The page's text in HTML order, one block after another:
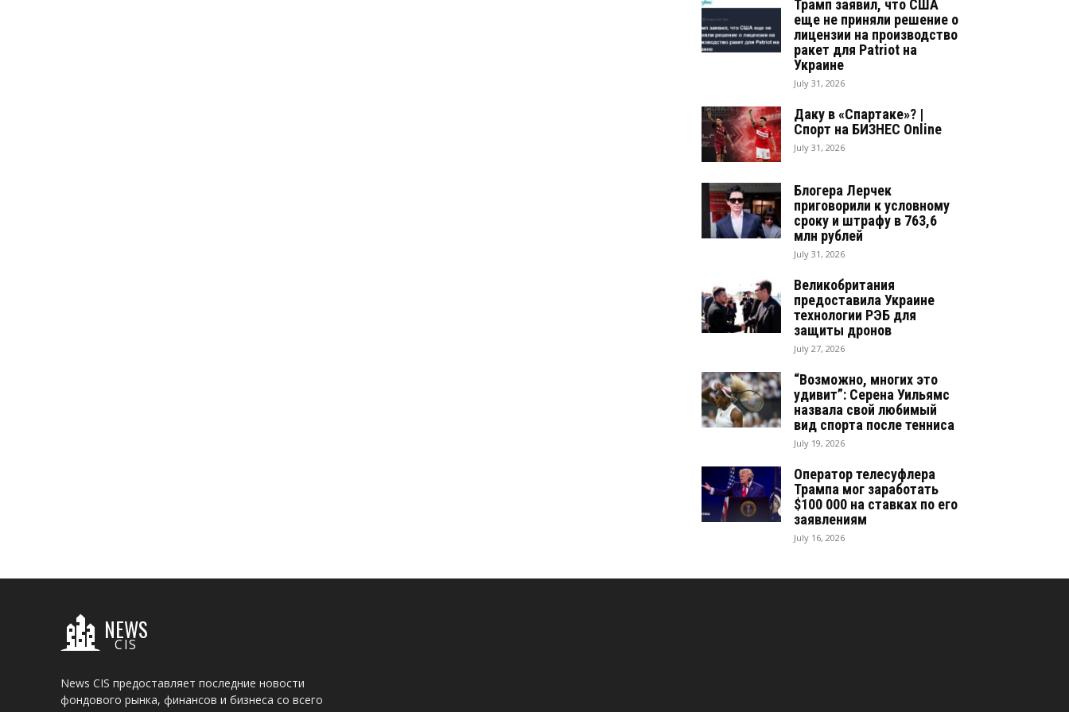
Трамп заявил, что США
еще не приняли решение о
лицензии на производство
ракет для Patriot на
Украине
July 31, 2026
Даку в «Спартаке»? |
Спорт на БИЗНЕС Online
July 31, 2026
Блогера Лерчек
приговорили к условному
сроку и штрафу в 763,6
млн рублей
July 31, 2026
Великобритания
предоставила Украине
технологии РЭБ для
защиты дронов
July 27, 2026
“Возможно, многих это
удивит”: Серена Уильямс
назвала свой любимый
вид спорта после тенниса
July 19, 2026
Оператор телесуфлера
Трампа мог заработать
$100 000 на ставках по его
заявлениям
July 16, 2026
NEWS
CIS
News CIS предоставляет последние новости
фондового рынка, финансов и бизнеса со всего